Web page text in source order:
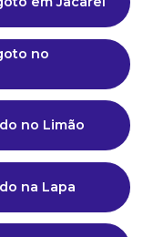
no
no Limão
na Lapa